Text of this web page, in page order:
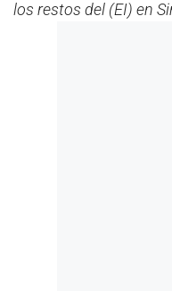
los restos del (EI) en